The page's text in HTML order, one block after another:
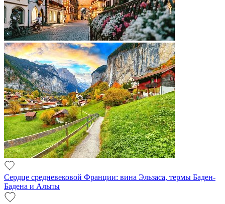
Сердце средневековой Франции: вина Эльзаса, термы Баден-
Бадена и Альпы